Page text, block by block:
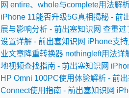
网 entire、whole与complete用法解
iPhone 11能否升级5G真相揭秘 - 前
展与影响分析 - 前出塞知识网 查重过
设置详解 - 前出塞知识网 iPhone支
业文章降重转换器 nothingleft用法详
地视频查找指南 - 前出塞知识网
HP Omni 100PC使用体验解析 - 前
Connect使用指南 - 前出塞知识网